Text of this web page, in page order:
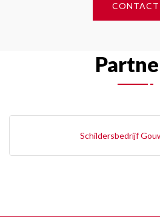
CONTACT
Schildersbedrijf